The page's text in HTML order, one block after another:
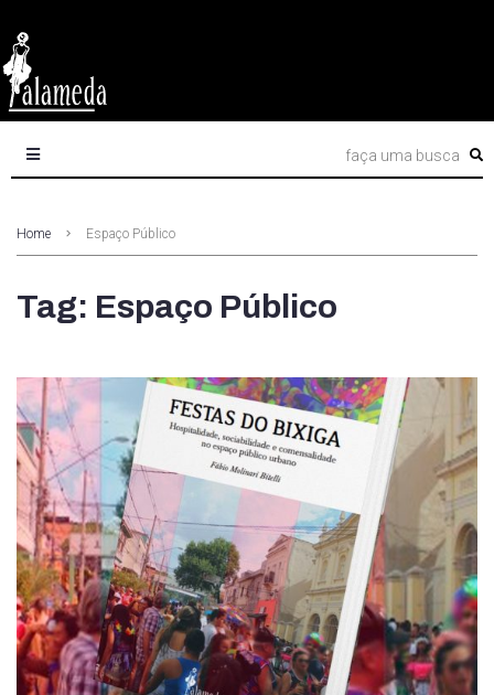
Home Espaço Público
Tag: Espaço Público